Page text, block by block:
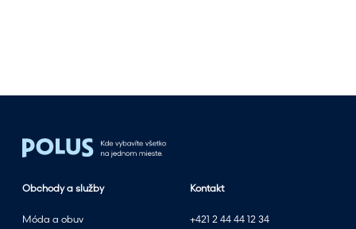
e
t
ý
m
Kontakt
+421 2 44 44 12 34
Obchody a služby
Móda a obuv